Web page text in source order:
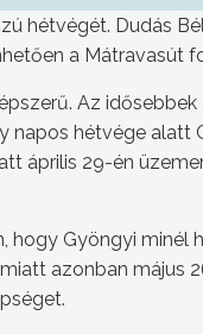
hétvégét. Dudás
a Mátravasút
Az
napos hétvége alatt
április 29-én
hogy Gyöngyi minél
azonban május